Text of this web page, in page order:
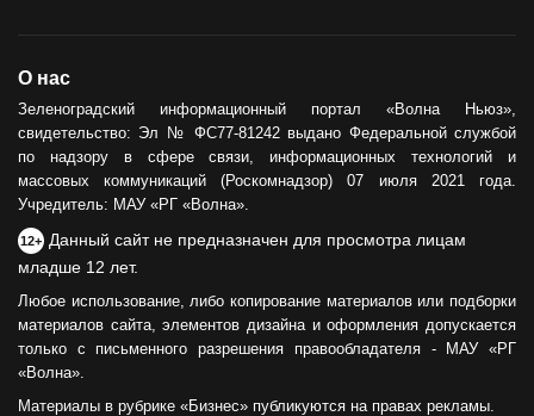
Сила тыла
30.05.2024
О нас
Зеленоградский информационный портал «Волна Ньюз»,
свидетельство: Эл № ФС77-81242 выдано Федеральной службой
по надзору в сфере связи, информационных технологий и
массовых коммуникаций (Роскомнадзор) 07 июля 2021 года.
Учредитель: МАУ «РГ «Волна».
12+ Данный сайт не предназначен для просмотра лицам
младше 12 лет.
Любое использование, либо копирование материалов или подборки
материалов сайта, элементов дизайна и оформления допускается
только с письменного разрешения правообладателя - МАУ «РГ
«Волна».
Материалы в рубрике «Бизнес» публикуются на правах рекламы.